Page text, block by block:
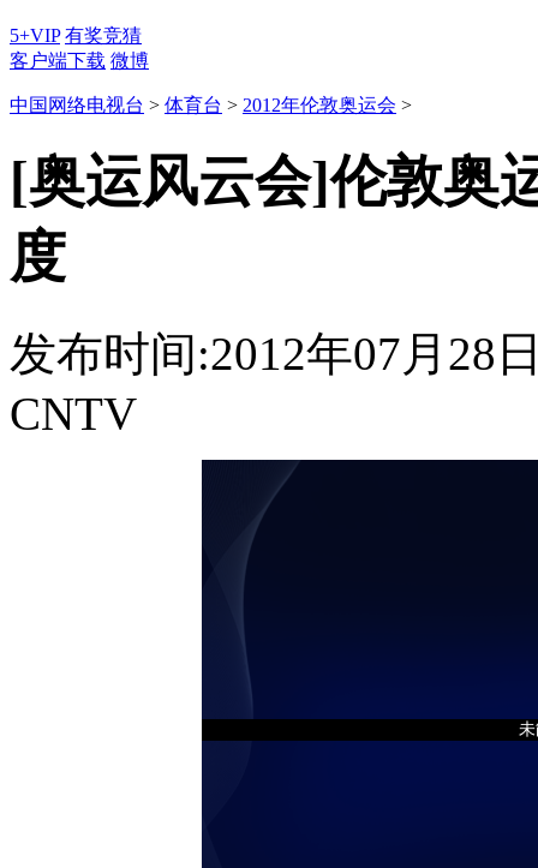
5+VIP 有奖竞猜
客户端下载 微博
中国网络电视台 > 体育台 > 2012年伦敦奥运会 >
[奥运风云会]伦敦奥
度
发布时间:2012年07月28
CNTV